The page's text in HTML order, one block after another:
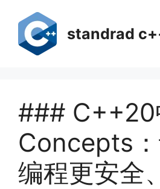
standrad
### C++20
Concepts
编程更安全